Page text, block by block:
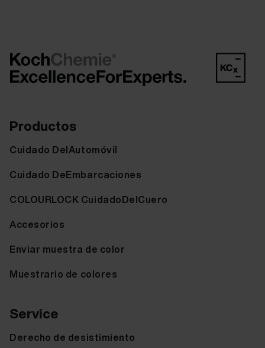
Productos
Cuidado DelAutomóvil
Cuidado DeEmbarcaciones
COLOURLOCK CuidadoDelCuero
Accesorios
Enviar muestra de color
Muestrario de colores
Service
Derecho de desistimiento